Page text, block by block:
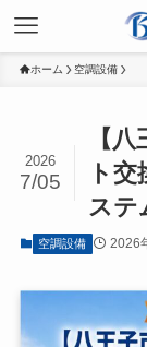
ホーム 空調設備
【
ト
ステ
2026
7/05
空調設備 2026